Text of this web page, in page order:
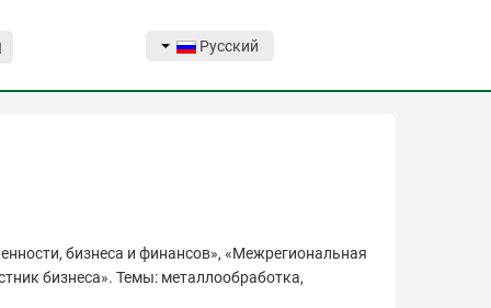
Русский
бизнеса и финансов», «Межрегиональная
бизнеса». Темы: металлообработка,